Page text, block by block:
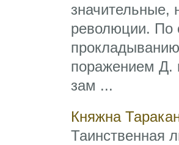
значительные,
революции. По
поражением Д.
зам ...
Княжна
Таинственная